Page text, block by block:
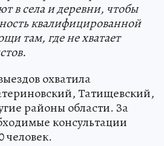
в села и деревни, чтобы
квалифицированной
там, где не хватает
охватила
Татищевский,
районы области. За
консультации
человек.